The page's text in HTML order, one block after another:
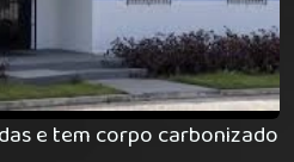
e tem corpo carbonizado